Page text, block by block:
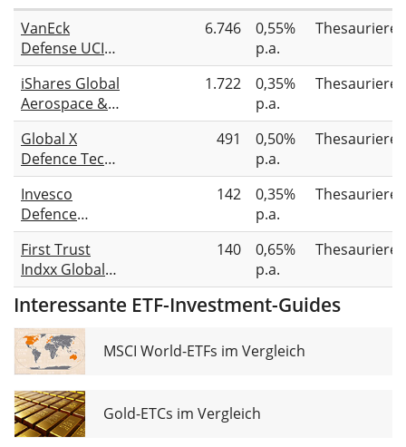
VanEck
Defense UCITS
ETF A
6.746
0,55%
p.a.
iShares Global
Aerospace &
Defence UCITS
ETF USD (Acc)
1.722
0,35%
p.a.
Global X
Defence Tech
UCITS ETF USD
Accumulating
491
0,50%
p.a.
Invesco
Defence
Innovation
UCITS ETF
142
0,35%
p.a.
First Trust
Indxx Global
Aerospace &
Defence UCITS
ETF Class A
USD ACC
140
0,65%
p.a.
Interessante ETF-Investment-Guides
MSCI World-ETFs im Vergleich
Gold-ETCs im Vergleich